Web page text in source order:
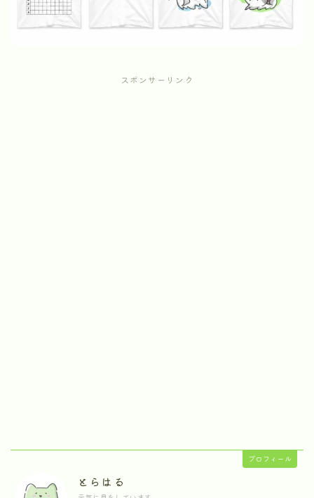
スポンサーリンク
プロフィール
とらはる